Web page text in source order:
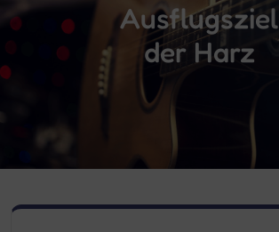
Ausflugsziel
der Harz